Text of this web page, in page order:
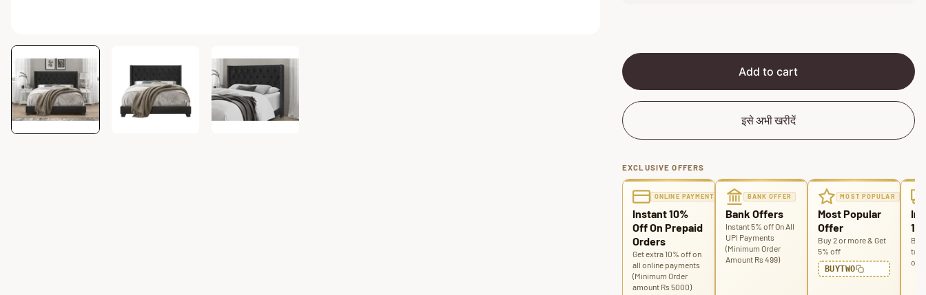
c
e
p
i
c
Add to cart
इसे अभी खरीदें
EXCLUSIVE OFFERS
ONLINE PAYMENT
Instant 10%
Off On Prepaid
Orders
Get extra 10% off on
all online payments
(Minimum Order
amount Rs 5000)
BANK OFFER
Bank Offers
Instant 5% off On All
UPI Payments
(Minimum Order
Amount Rs 499)
MOST POPULAR
Most Popular
Offer
Buy 2 or more & Get
5% off
BUYTWO
Buy
off